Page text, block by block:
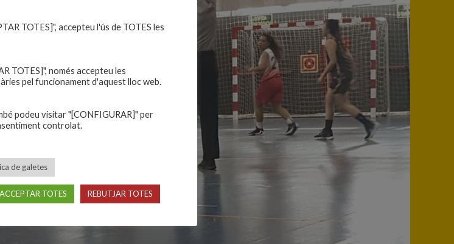
TOTES]", accepteu l'ús de TOTES les
TOTES]", només accepteu les
pel funcionament d'aquest lloc web.
podeu visitar "[CONFIGURAR]" per
controlat.
de galetes
ACCEPTAR TOTES REBUTJAR TOTES